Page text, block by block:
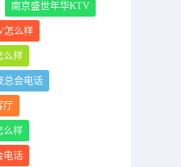
南京盛世年华KTV
怎么样
么样
总会电话
厅
么样
电话